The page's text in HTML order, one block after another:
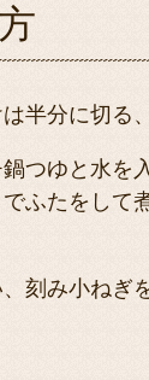
半分に切る
つゆと水を
ふたをして
刻み小ねぎ